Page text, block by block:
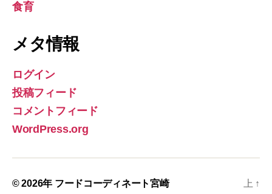
食育
メタ情報
ログイン
投稿フィード
コメントフィード
WordPress.org
© 2026年 フードコーディネート宮崎 上 ↑